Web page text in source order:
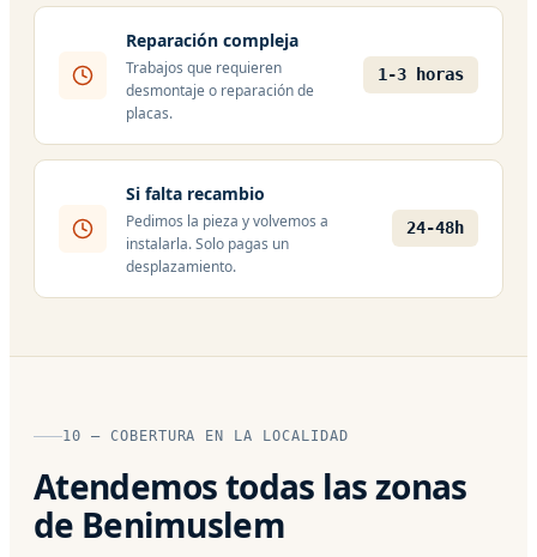
Reparación compleja
Trabajos que requieren
desmontaje o reparación de
placas.
1-3 horas
Si falta recambio
Pedimos la pieza y volvemos a
instalarla. Solo pagas un
desplazamiento.
24-48h
10 — COBERTURA EN LA LOCALIDAD
Atendemos todas las zonas
de Benimuslem